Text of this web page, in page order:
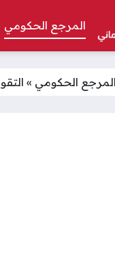
المرجع الحكومي
المرجع الحكومي » التقويم